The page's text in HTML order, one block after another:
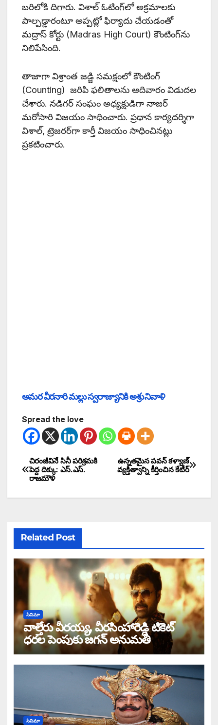
బరిలోకి దిగారు. విశాల్‌ ఓటింగ్‌లో అక్రమాలకు
పాల్పడ్డారంటూ అప్పట్లో ఫిర్యాదు చేయడంతో
మద్రాస్‌ కోర్టు (Madras High Court) కౌంటింగ్‌ను
నిలిపేసింది.
తాజాగా విశ్రాంత జడ్జి సమక్షంలో కౌంటింగ్‌
(Counting) జరిపి ఫలితాలను ఆదివారం విడుదల
చేశారు. నడిగర్‌ సంఘం అధ్యక్షుడిగా నాజర్‌
మరోసారి విజయం సాధించారు. ప్రధాన కార్యదర్శిగా
విశాల్‌, ట్రెజరర్‌గా కార్తీ విజయం సాధించినట్లు
ప్రకటించారు.
అమర వీరనారి మల్లు స్వరాజ్యానికి అశ్రు నివాళి
Spread the love
ఉన్నతమైన పవన్ కళ్యాణ్
వ్యక్తిత్వాన్ని కీర్తించిన కేటీర్
చిరంజీవినే సినీ పరిశ్రమకి
పెద్ద దిక్కు: ఎస్‌.ఎస్‌.
రాజమౌళి
Related Post
సినిమా
వాల్తేరు వీరయ్య, వీరసింహారెడ్డి టికెట్
ధరల పెంపుకు జగన్ అనుమతి
సినిమా